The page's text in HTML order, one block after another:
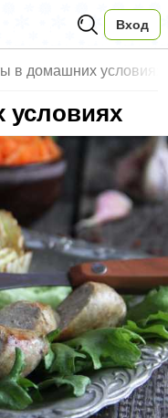
Вход
в домашних условиях
условиях